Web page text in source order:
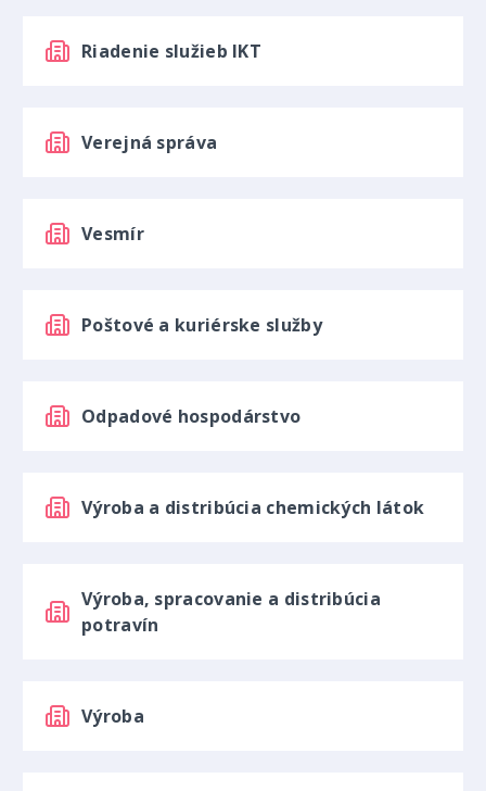
Riadenie služieb IKT
Verejná správa
Vesmír
Poštové a kuriérske služby
Odpadové hospodárstvo
Výroba a distribúcia chemických látok
Výroba, spracovanie a distribúcia
potravín
Výroba